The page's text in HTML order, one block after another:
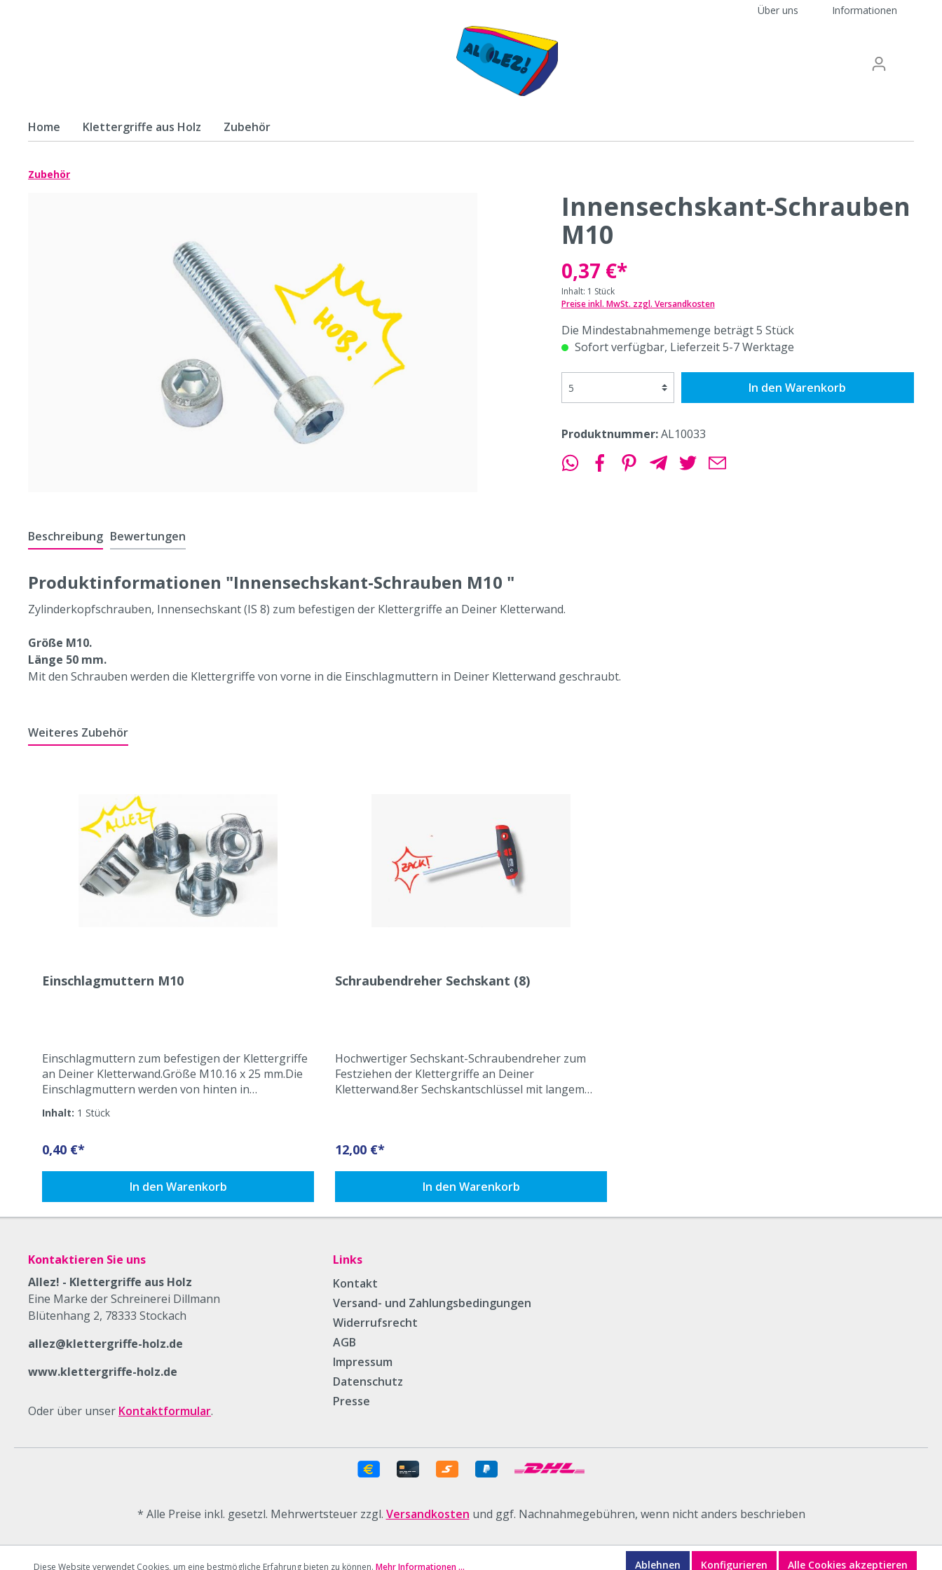
Über uns Informationen
Home Klettergriffe aus Holz Zubehör
Zur Kategorie Klettergriffe aus Holz
Klettergriffe aus Holz -
Zubehör
Innensechskant-Schrauben
M10
0,37 €*
Inhalt: 1 Stück
Preise inkl. MwSt. zzgl. Versandkosten
Die Mindestabnahmemenge beträgt 5 Stück
Sofort verfügbar, Lieferzeit 5-7 Werktage
In den Warenkorb
Produktnummer:AL10033
Beschreibung Bewertungen
Produktinformationen "Innensechskant-Schrauben M10 "
Zylinderkopfschrauben, Innensechskant (IS 8) zum befestigen der Klettergriffe an Deiner Kletterwand.
Größe M10.
Länge 50 mm.
Mit den Schrauben werden die Klettergriffe von vorne in die Einschlagmuttern in Deiner Kletterwand geschraubt.
Weiteres Zubehör
Einschlagmuttern M10
Einschlagmuttern zum befestigen der Klettergriffe
an Deiner Kletterwand.Größe M10.16 x 25 mm.Die
Einschlagmuttern werden von hinten in
Kletterwand eingeschlagen.
Inhalt: 1 Stück
0,40 €*
In den Warenkorb
Schraubendreher Sechskant (8)
Hochwertiger Sechskant-Schraubendreher zum
Festziehen der Klettergriffe an Deiner
Kletterwand.8er Sechskantschlüssel mit langem
12,00 €*
In den Warenkorb
Kontaktieren Sie uns
Allez! - Klettergriffe aus Holz
Eine Marke der Schreinerei Dillmann
Blütenhang 2, 78333 Stockach
allez@klettergriffe-holz.de
www.klettergriffe-holz.de
Oder über unser Kontaktformular.
Links
Kontakt
Versand- und Zahlungsbedingungen
Widerrufsrecht
AGB
Impressum
Datenschutz
Presse
* Alle Preise inkl. gesetzl. Mehrwertsteuer zzgl. Versandkosten und ggf. Nachnahmegebühren, wenn nicht anders beschrieben
Diese Website verwendet Cookies, um eine bestmögliche Erfahrung bieten zu können. Mehr Informationen ... Ablehnen Konfigurieren Alle Cookies akzeptieren